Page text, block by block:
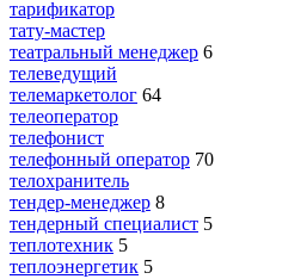
тарификатор
тату-мастер
театральный менеджер 6
телеведущий
телемаркетолог 64
телеоператор
телефонист
телефонный оператор 70
телохранитель
тендер-менеджер 8
тендерный специалист 5
теплотехник 5
теплоэнергетик 5